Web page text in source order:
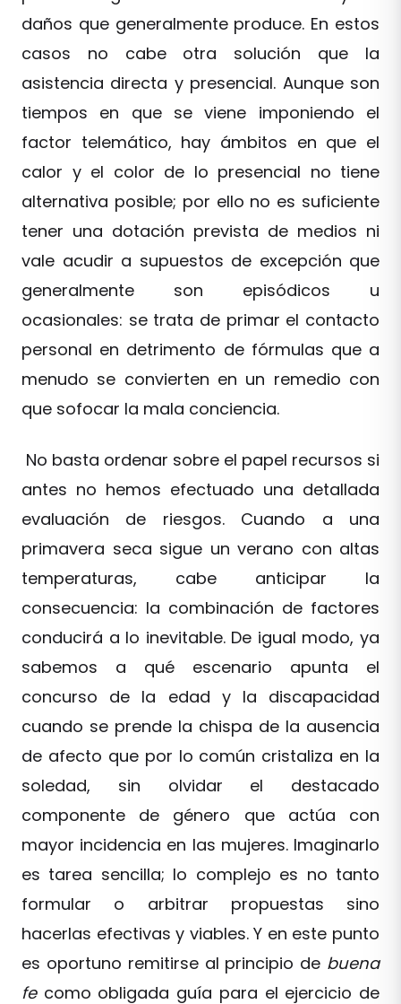
daños que generalmente produce. En estos
casos no cabe otra solución que la
asistencia directa y presencial. Aunque son
tiempos en que se viene imponiendo el
factor telemático, hay ámbitos en que el
calor y el color de lo presencial no tiene
alternativa posible; por ello no es suficiente
tener una dotación prevista de medios ni
vale acudir a supuestos de excepción que
generalmente son episódicos u
ocasionales: se trata de primar el contacto
personal en detrimento de fórmulas que a
menudo se convierten en un remedio con
que sofocar la mala conciencia.
No basta ordenar sobre el papel recursos si
antes no hemos efectuado una detallada
evaluación de riesgos. Cuando a una
primavera seca sigue un verano con altas
temperaturas, cabe anticipar la
consecuencia: la combinación de factores
conducirá a lo inevitable. De igual modo, ya
sabemos a qué escenario apunta el
concurso de la edad y la discapacidad
cuando se prende la chispa de la ausencia
de afecto que por lo común cristaliza en la
soledad, sin olvidar el destacado
componente de género que actúa con
mayor incidencia en las mujeres. Imaginarlo
es tarea sencilla; lo complejo es no tanto
formular o arbitrar propuestas sino
hacerlas efectivas y viables. Y en este punto
es oportuno remitirse al principio de buena
fecomo obligada guía para el ejercicio de